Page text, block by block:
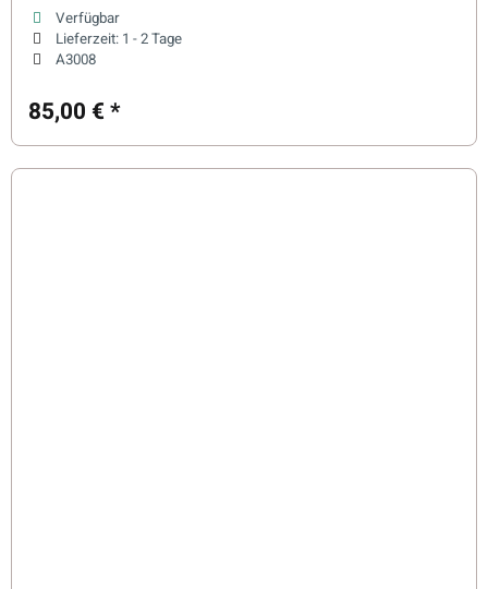
Verfügbar
Lieferzeit: 1 - 2 Tage
A3008
85,00 €*